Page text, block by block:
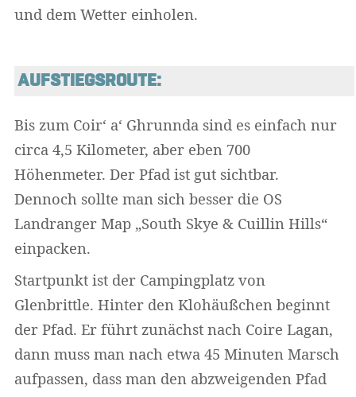
und dem Wetter einholen.
AUFSTIEGSROUTE:
Bis zum Coir‘ a‘ Ghrunnda sind es einfach nur
circa 4,5 Kilometer, aber eben 700
Höhenmeter. Der Pfad ist gut sichtbar.
Dennoch sollte man sich besser die OS
Landranger Map „South Skye & Cuillin Hills“
einpacken.
Startpunkt ist der Campingplatz von
Glenbrittle. Hinter den Klohäußchen beginnt
der Pfad. Er führt zunächst nach Coire Lagan,
dann muss man nach etwa 45 Minuten Marsch
aufpassen, dass man den abzweigenden Pfad